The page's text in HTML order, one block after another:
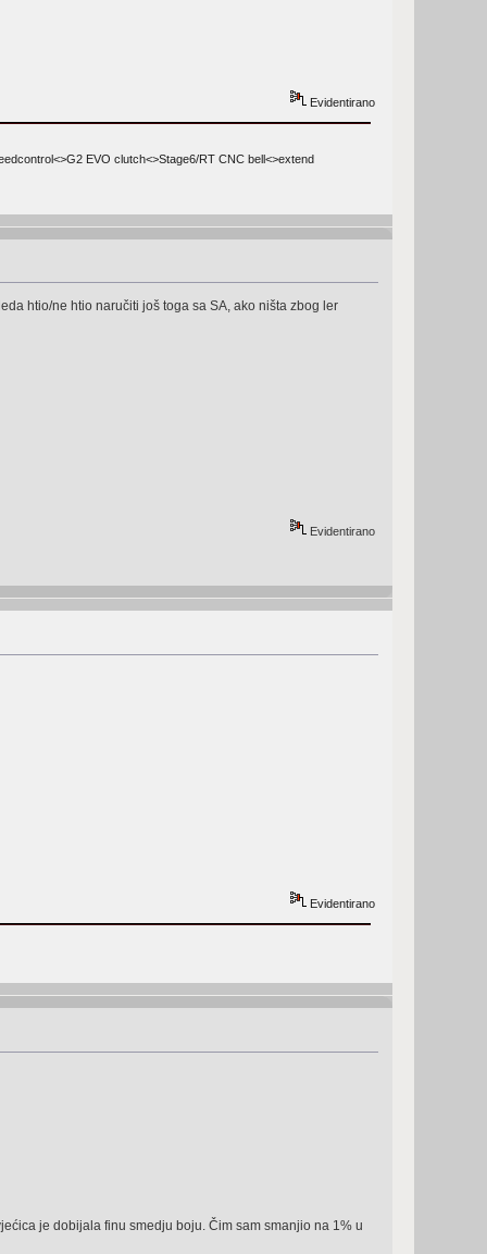
Evidentirano
EVO clutch<>Stage6/RT CNC bell<>extend
htio/ne htio naručiti još toga sa SA, ako ništa zbog ler
Evidentirano
Evidentirano
je dobijala finu smedju boju. Čim sam smanjio na 1% u